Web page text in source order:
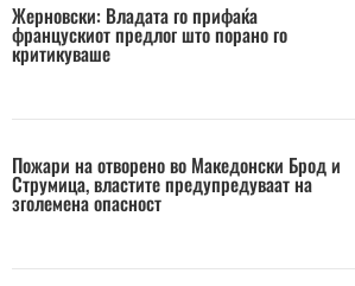
Жерновски: Владата го прифаќа
францускиот предлог што порано го
критикуваше
Пожари на отворено во Македонски Брод и
Струмица, властите предупредуваат на
зголемена опасност